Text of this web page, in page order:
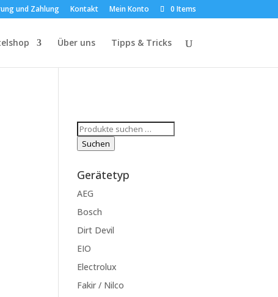
und Zahlung Kontakt Mein Konto 0 Items
Über uns Tipps & Tricks
Suchen
nach:
Suchen
Gerätetyp
AEG
Bosch
Dirt Devil
EIO
Electrolux
Fakir / Nilco